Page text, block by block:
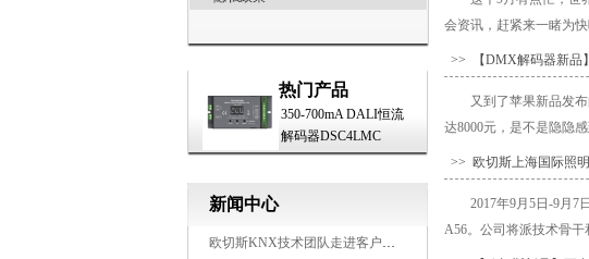
热门产品
350-700mA DALI恒流
解码器DSC4LMC
新闻中心
欧切斯KNX技术团队走进客户企业，为智能照明项目提供专业技术支持
会资讯，赶紧来一睹为
>> 【DMX解码器新品
又到了苹果新品发
达8000元，是不是隐隐
>> 欧切斯上海国际照
2017年9月5日-9月7
A56。公司将派技术骨